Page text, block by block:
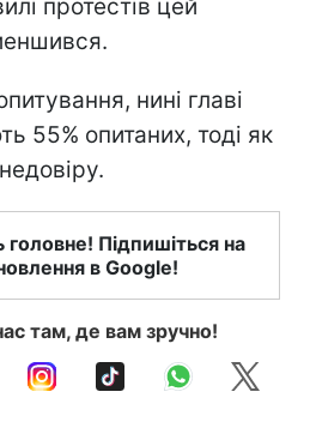
протестів цей
нині главі
55% опитаних, тоді як
головне! Підпишіться на
в Google!
там, де вам зручно!